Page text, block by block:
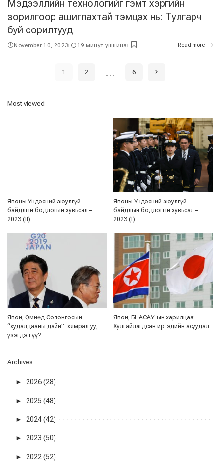
Мэдээллийн технологийг гэмт хэргийн
зорилгоор ашиглахтай тэмцэх нь: Тулгарч
буй сорилтууд
November 10, 2023 19 минут уншина Read more
1 2 … 6
Most viewed
Японы Үндэсний аюулгүй
байдлын бодлогын хувьсал –
2023 (II)
Японы Үндэсний аюулгүй
байдлын бодлогын хувьсал –
2023 (I)
Япон, Өмнөд Солонгосын
“худалдааны дайн”: хямрал уу,
үзэгдэл үү?
Япон, БНАСАУ-ын харилцаа:
Хулгайлагдсан иргэдийн асуудал
Archives
► 2026 (28)
► 2025 (48)
► 2024 (42)
► 2023 (50)
► 2022 (52)